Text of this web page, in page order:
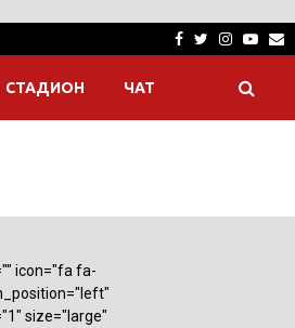
Facebook
Twitter
СТАДИОН ЧАТ
icon="fa fa-
size="large"